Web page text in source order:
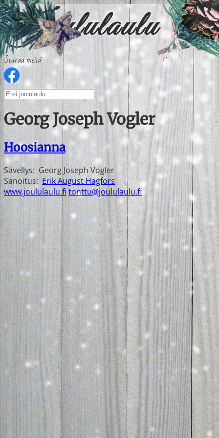
Seuraa meitä
Georg Joseph Vogler
Hoosianna
Sävellys: Georg Joseph Vogler
Sanoitus:Erik August Hagfors
www.joululaulu.fitonttu@joululaulu.fi